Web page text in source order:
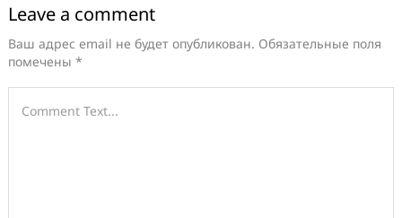
Leave a comment
Ваш адрес email не будет опубликован. Обязательные поля
помечены *